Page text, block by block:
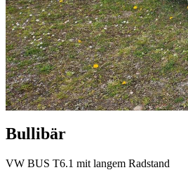
Bullibär
VW BUS T6.1 mit langem Radstand